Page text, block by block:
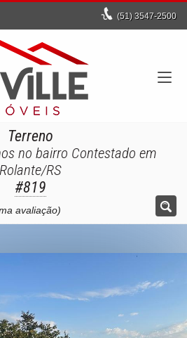
(51) 3547-2500
Terreno
no bairro Contestado em
Rolante/RS
#819
avaliação)